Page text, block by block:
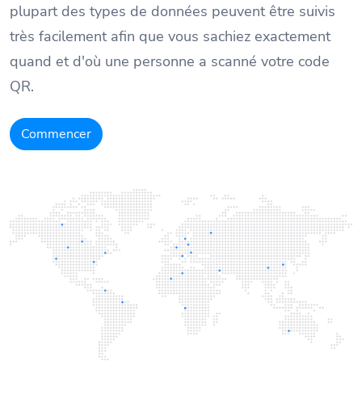
plupart des types de données peuvent être suivis
très facilement afin que vous sachiez exactement
quand et d'où une personne a scanné votre code
QR.
Commencer